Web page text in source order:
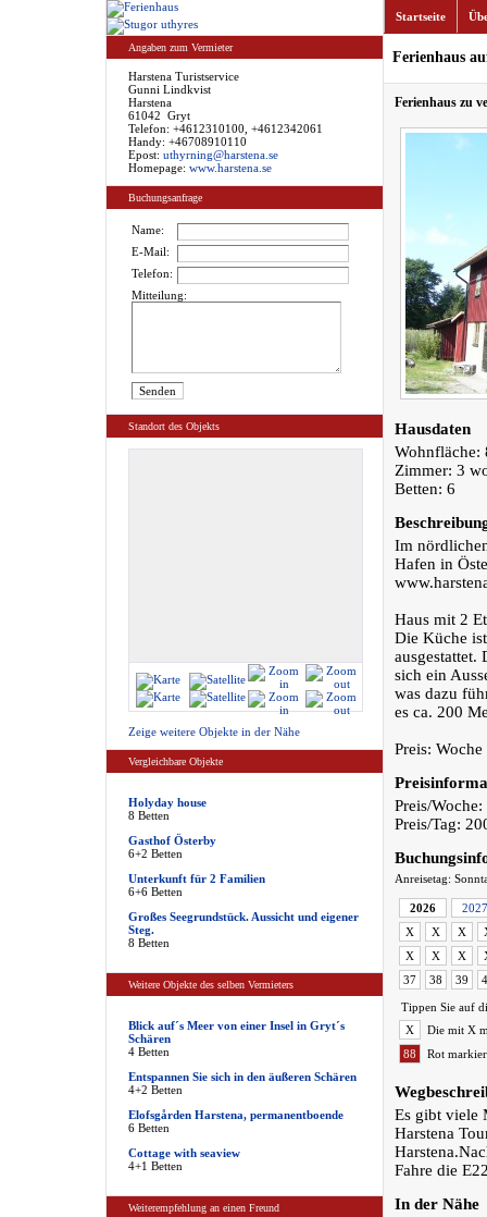
Angaben zum Vermieter
Harstena Turistservice
Gunni Lindkvist
Harstena
61042 Gryt
Telefon: +4612310100, +4612342061
Handy: +46708910110
Epost: uthyrning@harstena.se
Homepage: www.harstena.se
Buchungsanfrage
Name:
E-Mail:
Telefon:
Mitteilung:
Standort des Objekts
Zeige weitere Objekte in der Nähe
Vergleichbare Objekte
Holyday house
8 Betten
Gasthof Österby
6+2 Betten
Unterkunft für 2 Familien
6+6 Betten
Großes Seegrundstück. Aussicht und eigener
Steg.
8 Betten
Weitere Objekte des selben Vermieters
Blick auf´s Meer von einer Insel in Gryt´s
Schären
4 Betten
Entspannen Sie sich in den äußeren Schären
4+2 Betten
Elofsgården Harstena, permanentboende
6 Betten
Cottage with seaview
4+1 Betten
Weiterempfehlung an einen Freund
Startseite
Ferienhaus
Ferienhaus zu
Hausdaten
Wohnfläche:
Zimmer: 3
Betten: 6
Im
Hafen in
Haus mit 2
Die Küche
ausgestattet.
sich ein
was dazu
es ca. 200
Preis:
Preis/
Preis/Tag:
Anreisetag:
2026
2027
X
X X
X
X X
37
38 39
Tippen Sie auf
X
Die mit X
88
Rot
Es gibt viele
Harstena
Fahre die
In der Nähe